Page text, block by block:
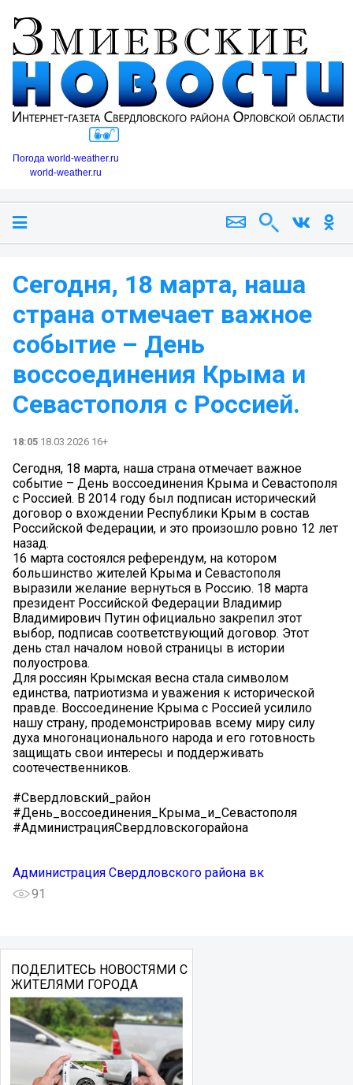
Погода world-weather.ru
world-weather.ru
Сегодня, 18 марта, наша
страна отмечает важное
событие – День
воссоединения Крыма и
Севастополя с Россией.
18:05 18.03.2026 16+
Сегодня, 18 марта, наша страна отмечает важное
событие – День воссоединения Крыма и Севастополя
с Россией. В 2014 году был подписан исторический
договор о вхождении Республики Крым в состав
Российской Федерации, и это произошло ровно 12 лет
назад.
16 марта состоялся референдум, на котором
большинство жителей Крыма и Севастополя
выразили желание вернуться в Россию. 18 марта
президент Российской Федерации Владимир
Владимирович Путин официально закрепил этот
выбор, подписав соответствующий договор. Этот
день стал началом новой страницы в истории
полуострова.
Для россиян Крымская весна стала символом
единства, патриотизма и уважения к исторической
правде. Воссоединение Крыма с Россией усилило
нашу страну, продемонстрировав всему миру силу
духа многонационального народа и его готовность
защищать свои интересы и поддерживать
соотечественников.
#Свердловский_район
#День_воссоединения_Крыма_и_Севастополя
#АдминистрацияСвердловскогорайона
Администрация Свердловского района вк
91
ПОДЕЛИТЕСЬ НОВОСТЯМИ С
ЖИТЕЛЯМИ ГОРОДА